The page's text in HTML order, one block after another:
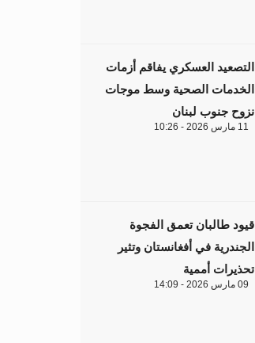
التصعيد العسكري يفاقم أزمات
الخدمات الصحية وسط موجات
نزوح جنوب لبنان
11 مارس 2026 - 10:26
قيود طالبان تعمق الفجوة
الجندرية في أفغانستان وتثير
تحذيرات أممية
09 مارس 2026 - 14:09